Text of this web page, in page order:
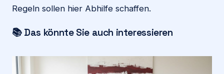
Regeln sollen hier Abhilfe schaffen.
📚 Das könnte Sie auch interessieren